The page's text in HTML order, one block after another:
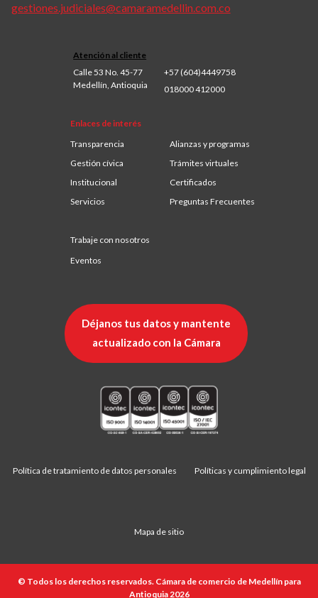
gestiones.judiciales@camaramedellin.com.co
Atención al cliente
Calle 53 No. 45-77
Medellín, Antioquia
+57 (604)4449758
018000 412000
Enlaces de interés
Transparencia
Alianzas y programas
Gestión cívica
Trámites virtuales
Institucional
Certificados
Servicios
Preguntas Frecuentes
Trabaje con nosotros
Eventos
Déjanos tus datos y mantente
actualizado con la Cámara
Política de tratamiento de datos personales Políticas y cumplimiento legal
Mapa de sitio
© Todos los derechos reservados. Cámara de comercio de Medellín para
Antioquia 2026